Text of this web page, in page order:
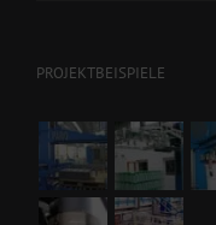
PROJEKTBEISPIELE